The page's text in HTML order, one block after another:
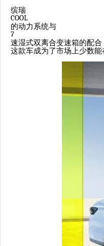
缤瑞
COOL
的动力系统与
7
速湿式双离合变速箱的配
这款车成为了市场上少数能